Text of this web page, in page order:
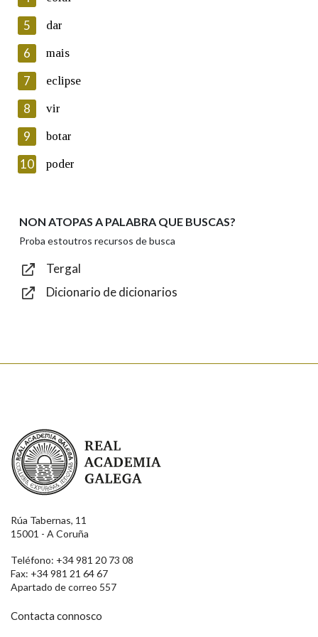
Lin e acepto as condicións da política de
Introduce o código que aparece na imaxe:
Texto de verificación
Enviar
5 dar
6 mais
7 eclipse
8 vir
9 botar
10 poder
NON ATOPAS A PALABRA QUE BUSCAS?
Proba estoutros recursos de busca
Tergal
Dicionario de dicionarios
Real Academia Galega
Rúa Tabernas, 11
15001 - A Coruña
Teléfono: +34 981 20 73 08
Fax: +34 981 21 64 67
Apartado de correo 557
Contacta connosco